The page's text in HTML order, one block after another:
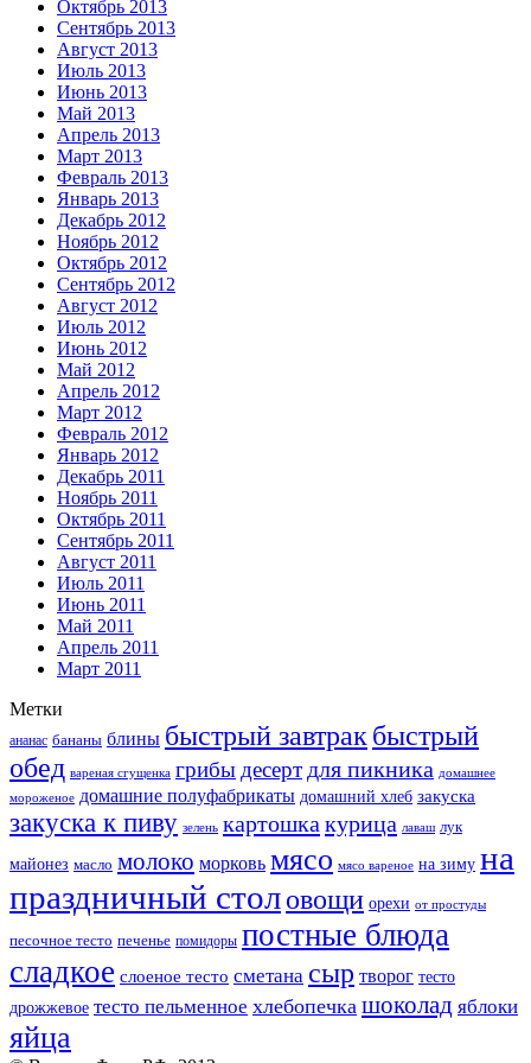
Октябрь 2013
Сентябрь 2013
Август 2013
Июль 2013
Июнь 2013
Май 2013
Апрель 2013
Март 2013
Февраль 2013
Январь 2013
Декабрь 2012
Ноябрь 2012
Октябрь 2012
Сентябрь 2012
Август 2012
Июль 2012
Июнь 2012
Май 2012
Апрель 2012
Март 2012
Февраль 2012
Январь 2012
Декабрь 2011
Ноябрь 2011
Октябрь 2011
Сентябрь 2011
Август 2011
Июль 2011
Июнь 2011
Май 2011
Апрель 2011
Март 2011
Метки
ананас бананы блины быстрый завтракбыстрый
обед вареная сгущенка грибыдесерт для пикника домашнее
мороженое домашние полуфабрикаты домашний хлеб закуска
закуска к пиву зелень картошка курица лаваш лук
майонез масло молоко морковь мясо мясо вареное на зиму на
праздничный столовощи орехи от простуды
песочное тесто печенье помидоры постные блюда
сладкое слоеное тесто сметана сыр творог тесто
дрожжевое тесто пельменное хлебопечка шоколад яблоки
яйца